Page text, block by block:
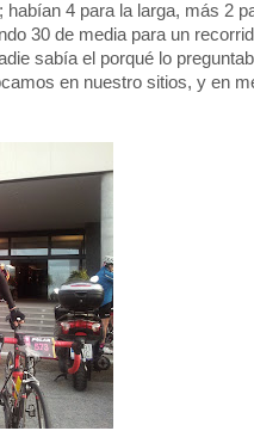
4 para la larga, más 2
30 de media para un
sabía el porqué lo
en nuestro sitios, y en